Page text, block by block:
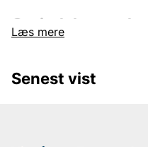
Læs mere
Oprindelse med
i hvert skridt
Havaianas blev født i
traditionelle japanske
Senest vist